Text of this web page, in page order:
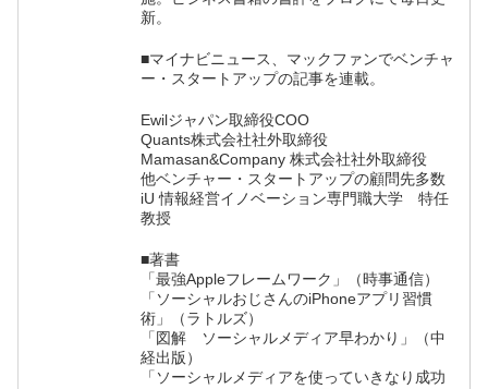
新。
■マイナビニュース、マックファンでベンチャ
ー・スタートアップの記事を連載。
Ewilジャパン取締役COO
Quants株式会社社外取締役
Mamasan&Company 株式会社社外取締役
他ベンチャー・スタートアップの顧問先多数
iU 情報経営イノベーション専門職大学 特任
教授
■著書
「最強Appleフレームワーク」（時事通信）
「ソーシャルおじさんのiPhoneアプリ習慣
術」（ラトルズ）
「図解 ソーシャルメディア早わかり」（中
経出版）
「ソーシャルメディアを使っていきなり成功